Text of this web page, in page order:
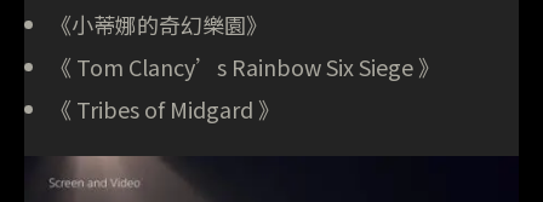
《小蒂娜的奇幻樂園》
《 Tom Clancy’s Rainbow Six Siege 》
《 Tribes of Midgard 》